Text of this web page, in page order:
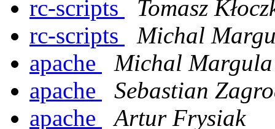
rc-scripts
Tomasz
rc-scripts
Michal
apache
Michal Margula
apache
Sebastian
apache
Artur Frysiak